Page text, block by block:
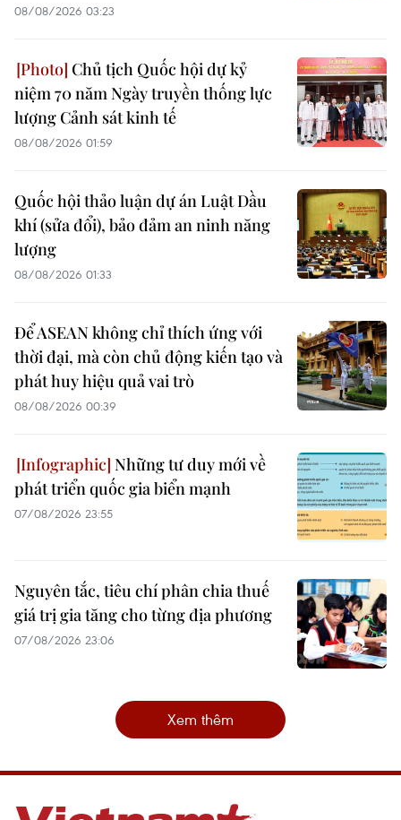
08/08/2026 03:23
Chủ tịch Quốc hội dự kỷ
niệm 70 năm Ngày truyền thống lực
lượng Cảnh sát kinh tế
08/08/2026 01:59
Quốc hội thảo luận dự án Luật Dầu
khí (sửa đổi), bảo đảm an ninh năng
lượng
08/08/2026 01:33
Để ASEAN không chỉ thích ứng với
thời đại, mà còn chủ động kiến tạo và
phát huy hiệu quả vai trò
08/08/2026 00:39
Những tư duy mới về
phát triển quốc gia biển mạnh
07/08/2026 23:55
Nguyên tắc, tiêu chí phân chia thuế
giá trị gia tăng cho từng địa phương
07/08/2026 23:06
Xem thêm